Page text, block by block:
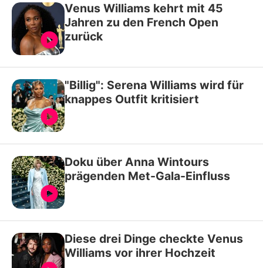
Venus Williams kehrt mit 45
Jahren zu den French Open
zurück
"Billig": Serena Williams wird für
knappes Outfit kritisiert
Doku über Anna Wintours
prägenden Met-Gala-Einfluss
Diese drei Dinge checkte Venus
Williams vor ihrer Hochzeit